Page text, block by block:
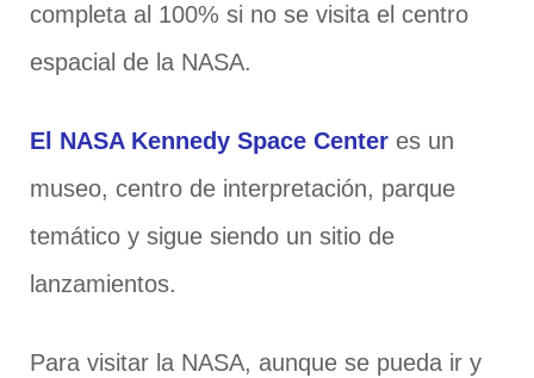
completa al 100% si no se visita el centro
espacial de la NASA.
El NASA Kennedy Space Center es un
museo, centro de interpretación, parque
temático y sigue siendo un sitio de
lanzamientos.
Para visitar la NASA, aunque se pueda ir y